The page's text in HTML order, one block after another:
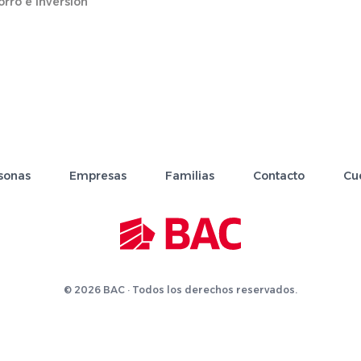
Empresas Familias Contacto
© 2026 BAC · Todos los derechos reservados.